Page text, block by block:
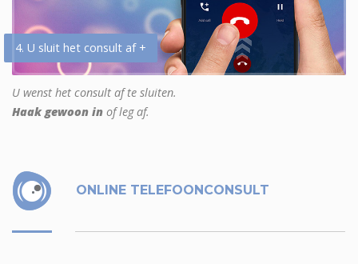
4. U sluit het consult af +
U wenst het consult af te sluiten.
Haak gewoon in of leg af.
ONLINE TELEFOONCONSULT